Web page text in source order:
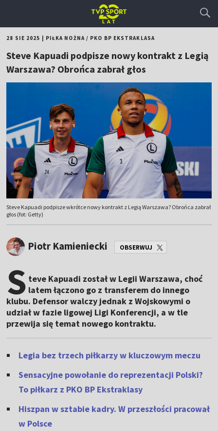
28 SIE 2025 PIŁKA NOŻNA/ PKO BP EKSTRAKLASA
Steve Kapuadi podpisze nowy kontrakt z Legią
Warszawa? Obrońca zabrał głos
Steve Kapuadi podpisze wkrótce nowy kontrakt z Legią Warszawa? Obrońca zabrał
głos (fot: Getty)
Piotr Kamieniecki OBSERWUJ
S teve Kapuadi został w Legii Warszawa, choć
latem łączono go z transferem do innego
klubu. Defensor walczy jednak z Wojskowymi o
udział w fazie ligowej Ligi Konferencji, a w tle
przewija się temat nowego kontraktu.
Legia bez trzech piłkarzy w kluczowym meczu
Sensacyjne powołanie do reprezentacji Polski?
To piłkarz z PKO BP Ekstraklasy
Hiszpan w sztabie kadry. W przeszłości pracował
w Polsce